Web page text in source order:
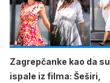
Zagrepčanke kao da su
ispale iz filma: Šeširi,